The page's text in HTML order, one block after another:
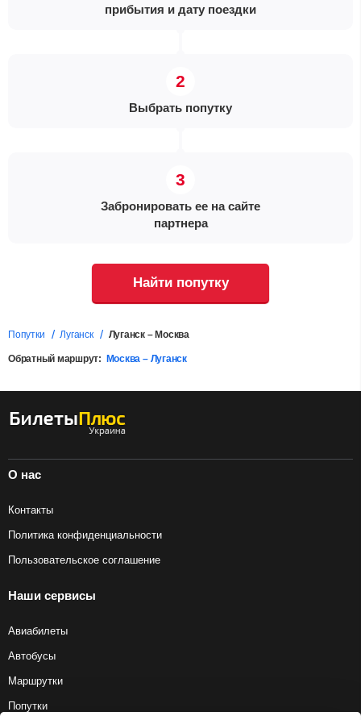
прибытия и дату поездки
Выбрать попутку
Забронировать ее на сайте
партнера
Найти попутку
Попутки Луганск Луганск – Москва
Обратный маршрут: Москва – Луганск
О нас
Контакты
Политика конфиденциальности
Пользовательское соглашение
Наши сервисы
Авиабилеты
Автобусы
Маршрутки
Попутки